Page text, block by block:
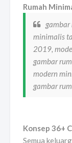
Rumah
minimalis
2019,
gambar
modern
gambar
Konsep 36+
Semua